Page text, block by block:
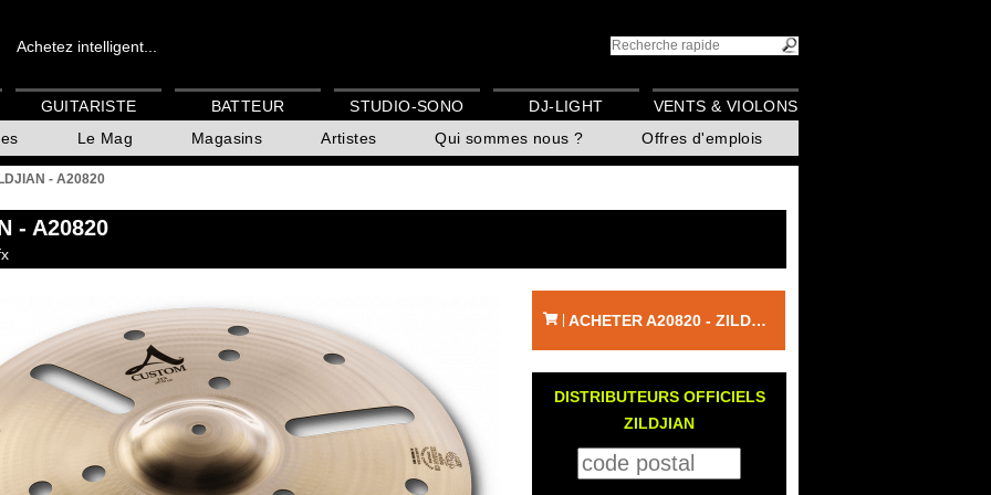
Achetez intelligent...
Le Mag Magasins Artistes Qui sommes nous ? Offres d'emplois
GUITARISTE BATTEUR STUDIO-SONO DJ-LIGHT VENTS & VIOLONS
- A20820
- A20820
ACHETER A20820 - ZILDJIAN
DISTRIBUTEURS OFFICIELS
ZILDJIAN